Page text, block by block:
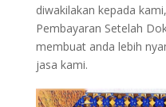
diwakilakan kepada
Pembayaran Setelah
membuat anda lebih
jasa kami.